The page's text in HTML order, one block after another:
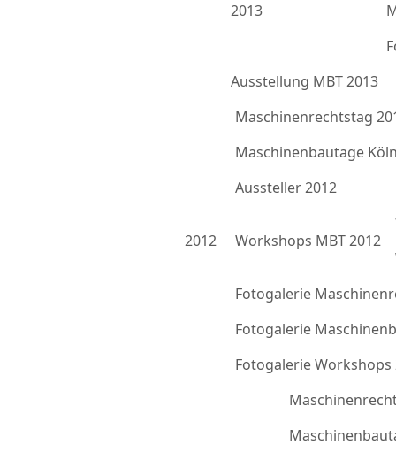
2013
Ausstellung MBT 2013
2012
Maschinenrechtstag
Maschinenbautage
Aussteller 2012
Workshops MBT 2012
Fotogalerie
Fotogalerie
Fotogalerie Workshops